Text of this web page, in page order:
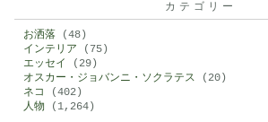
カテゴリー
お洒落 (48)
インテリア (75)
エッセイ
(29)
オスカー・ジョバンニ・ソクラテス (20)
ネコ
(402)
人物 (1,264)